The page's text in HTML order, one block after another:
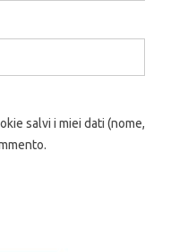
salvi i miei dati (nome,